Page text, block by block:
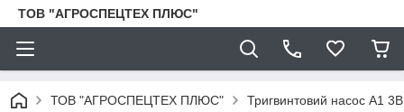
ТОВ "АГРОСПЕЦТЕХ ПЛЮС"
ТОВ "АГРОСПЕЦТЕХ ПЛЮС" Тригвинтовий насос А1